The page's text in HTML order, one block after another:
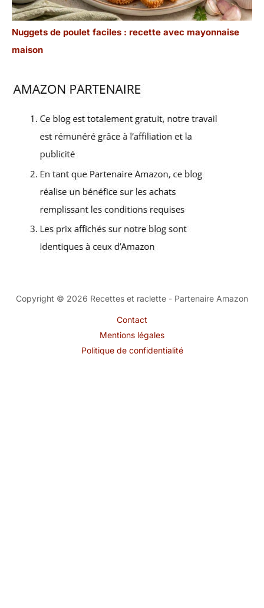
Nuggets de poulet faciles : recette avec mayonnaise
maison
Copyright © 2026 Recettes et raclette - Partenaire Amazon
Contact
Mentions légales
Politique de confidentialité